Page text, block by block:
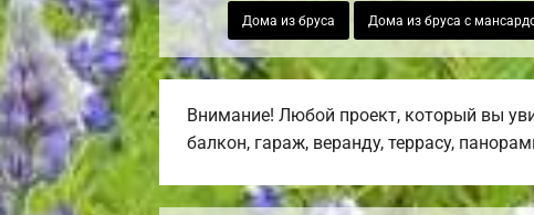
Дома из бруса Дома из бруса с
Внимание! Любой проект, который вы
балкон, гараж, веранду, террасу,